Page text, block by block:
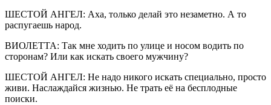
ШЕСТОЙ АНГЕЛ: Аха, только делай это незаметно. А то
распугаешь народ.
ВИОЛЕТТА: Так мне ходить по улице и носом водить по
сторонам? Или как искать своего мужчину?
ШЕСТОЙ АНГЕЛ: Не надо никого искать специально, просто
живи. Наслаждайся жизнью. Не трать её на бесплодные
поиски.